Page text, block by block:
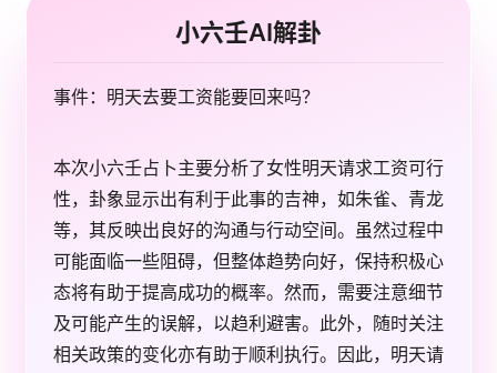
小六壬AI解卦
事件：明天去要工资能要回来吗？
本次小六壬占卜主要分析了女性明天请求工资可行
性，卦象显示出有利于此事的吉神，如朱雀、青龙
等，其反映出良好的沟通与行动空间。虽然过程中
可能面临一些阻碍，但整体趋势向好，保持积极心
态将有助于提高成功的概率。然而，需要注意细节
及可能产生的误解，以趋利避害。此外，随时关注
相关政策的变化亦有助于顺利执行。因此，明天请